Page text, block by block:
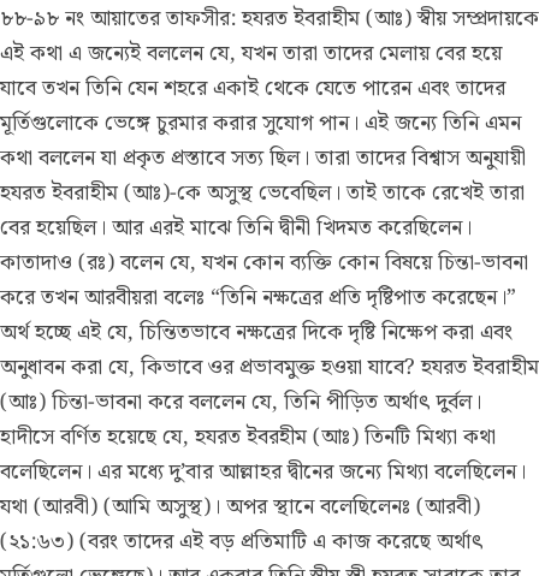
৮৮-৯৮ নং আয়াতের তাফসীর:হযরত ইবরাহীম (আঃ) স্বীয় সম্প্রদায়কে
এই কথা এ জন্যেই বললেন যে, যখন তারা তাদের মেলায় বের হয়ে
যাবে তখন তিনি যেন শহরে একাই থেকে যেতে পারেন এবং তাদের
মূর্তিগুলোকে ভেঙ্গে চুরমার করার সুযোগ পান। এই জন্যে তিনি এমন
কথা বললেন যা প্রকৃত প্রস্তাবে সত্য ছিল। তারা তাদের বিশ্বাস অনুযায়ী
হযরত ইবরাহীম (আঃ)-কে অসুস্থ ভেবেছিল। তাই তাকে রেখেই তারা
বের হয়েছিল। আর এরই মাঝে তিনি দ্বীনী খিদমত করেছিলেন।
কাতাদাও (রঃ) বলেন যে, যখন কোন ব্যক্তি কোন বিষয়ে চিন্তা-ভাবনা
করে তখন আরবীয়রা বলেঃ “তিনি নক্ষত্রের প্রতি দৃষ্টিপাত করেছেন।”
অর্থ হচ্ছে এই যে, চিন্তিতভাবে নক্ষত্রের দিকে দৃষ্টি নিক্ষেপ করা এবং
অনুধাবন করা যে, কিভাবে ওর প্রভাবমুক্ত হওয়া যাবে? হযরত ইবরাহীম
(আঃ) চিন্তা-ভাবনা করে বললেন যে, তিনি পীড়িত অর্থাৎ দুর্বল।
হাদীসে বর্ণিত হয়েছে যে, হযরত ইবরহীম (আঃ) তিনটি মিথ্যা কথা
বলেছিলেন। এর মধ্যে দু’বার আল্লাহর দ্বীনের জন্যে মিথ্যা বলেছিলেন।
যথা (আরবী) (আমি অসুস্থ)। অপর স্থানে বলেছিলেনঃ (আরবী)
(২১:৬৩) (বরং তাদের এই বড় প্রতিমাটি এ কাজ করেছে অর্থাৎ